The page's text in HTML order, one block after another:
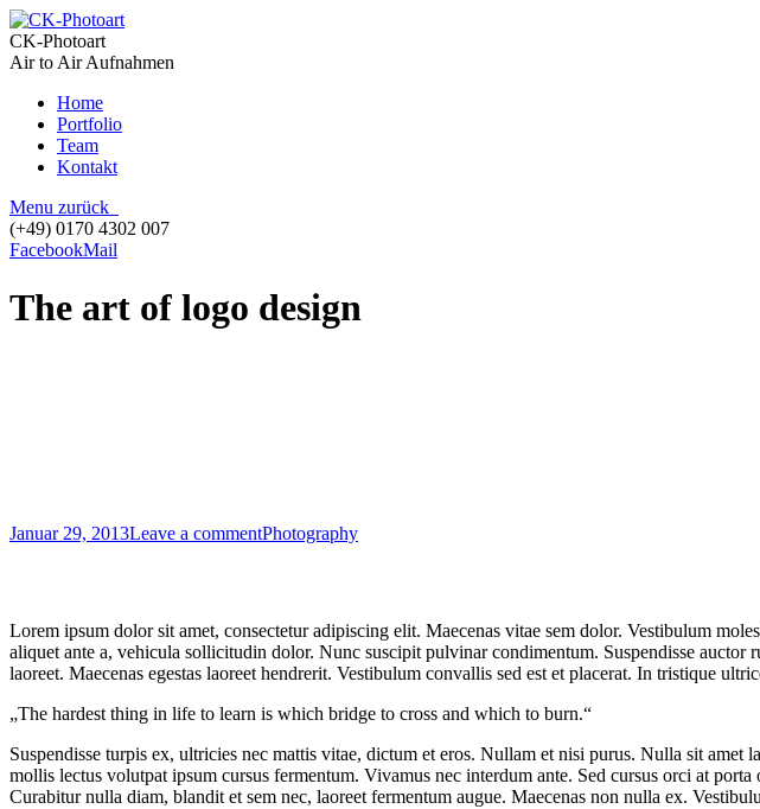
CK-Photoart
Air to Air Aufnahmen
Home
Portfolio
Team
Kontakt
Menu zurück
(+49) 0170 4302 007
FacebookMail
The art of logo design
Januar 29, 2013Leave a commentPhotography
Lorem ipsum dolor sit amet, consectetur adipiscing elit. Maecenas vitae sem dolor. Vestibulum
aliquet ante a, vehicula sollicitudin dolor. Nunc suscipit pulvinar condimentum. Suspendisse
laoreet. Maecenas egestas laoreet hendrerit. Vestibulum convallis sed est et placerat. In tristique
The hardest thing in life to learn is which bridge to cross and which to burn.
Suspendisse turpis ex, ultricies nec mattis vitae, dictum et eros. Nullam et nisi purus. Nulla sit
mollis lectus volutpat ipsum cursus fermentum. Vivamus nec interdum ante. Sed cursus orci at
Curabitur nulla diam, blandit et sem nec, laoreet fermentum augue. Maecenas non nulla ex.